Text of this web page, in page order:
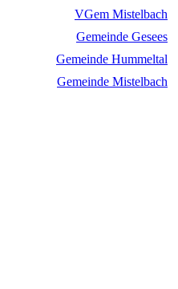
VGem Mistelbach
Gemeinde Gesees
Gemeinde Hummeltal
Gemeinde Mistelbach